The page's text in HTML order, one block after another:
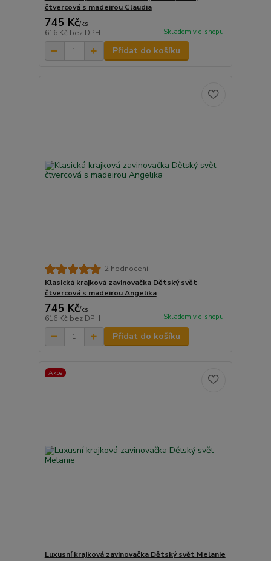
čtvercová s madeirou Claudia
745 Kč/ks
616 Kč bez DPH Skladem v e-shopu
Přidat do košíku
2 hodnocení
Klasická krajková zavinovačka Dětský svět
čtvercová s madeirou Angelika
745 Kč/ks
616 Kč bez DPH Skladem v e-shopu
Přidat do košíku
Akce
Luxusní krajková zavinovačka Dětský svět Melanie